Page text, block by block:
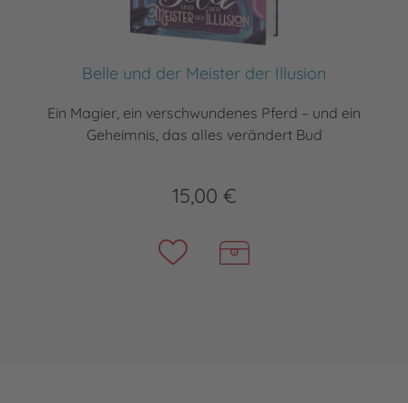
Belle und der Meister der Illusion
Ein Magier, ein verschwundenes Pferd – und ein
Geheimnis, das alles verändert Bud
15,00 €